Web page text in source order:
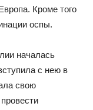
Кроме того
оспы.
началась
с нею в
свою